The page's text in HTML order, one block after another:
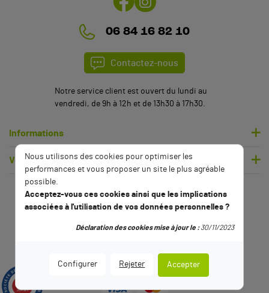
06 84 16 82 10
Contactez-nous
Notre service client est ouvert du lundi au
vendredi, de 9h à 12h et de 13h30 à 17h30.
Informations
Votre compte
Nous utilisons des cookies pour optimiser les
performances et vous proposer un site le plus agréable
possible.
Acceptez-vous ces cookies ainsi que les implications
associées à l'utilisation de vos données personnelles ?
Configurer Rejeter Accepter
Déclaration des cookies mise à jour le :30/11/2023
9.5
2794 avis